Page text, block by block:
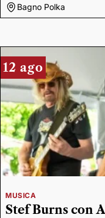
Bagno Polka
12 ago
MUSICA
Stef Burns con